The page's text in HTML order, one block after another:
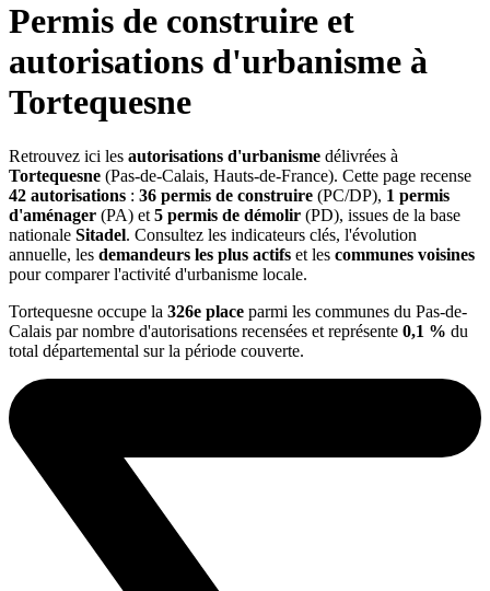
Permis de construire et
autorisations d'urbanisme à
Tortequesne
Retrouvez ici les autorisations d'urbanisme délivrées à
Tortequesne (Pas-de-Calais, Hauts-de-France). Cette page recense
42 autorisations : 36 permis de construire (PC/DP), 1 permis
d'aménager (PA) et 5 permis de démolir (PD), issues de la base
nationale Sitadel. Consultez les indicateurs clés, l'évolution
annuelle, les demandeurs les plus actifs et les communes voisines
pour comparer l'activité d'urbanisme locale.
Tortequesne occupe la 326e place parmi les communes du Pas-de-
Calais par nombre d'autorisations recensées et représente 0,1 % du
total départemental sur la période couverte.